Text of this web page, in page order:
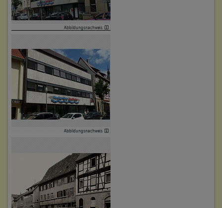
4. Besitzer:in:
Bemerkung Besitz:
Kauft 1/2 von Payler
Beschreibung:
Beruf / Amt / Titel:
Wagner
Betroffene Gebäudeteile:
5. Besitzer:in:
(1744 - 1745)
Bemerkung Familie:
Abbildungsnachweis
Abbildungsnachweis